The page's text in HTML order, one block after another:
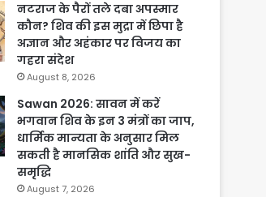
नटराज के पैरों तले दबा अपस्मार
कौन? शिव की इस मुद्रा में छिपा है
अज्ञान और अहंकार पर विजय का
गहरा संदेश
August 8, 2026
Sawan 2026: सावन में करें
भगवान शिव के इन 3 मंत्रों का जाप,
धार्मिक मान्यता के अनुसार मिल
सकती है मानसिक शांति और सुख-
समृद्धि
August 7, 2026